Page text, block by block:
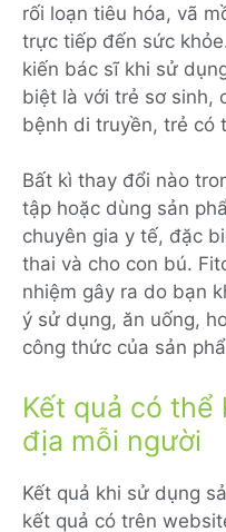
rối loạn tiêu hóa, vã
trực tiếp đến sức
kiến bác sĩ khi sử
biệt là với trẻ sơ sinh,
bệnh di truyền, trẻ có
Bất kì thay đổi nào
tập hoặc dùng sản
chuyên gia y tế, đặc
thai và cho con bú.
nhiệm gây ra do bạn
ý sử dụng, ăn uống,
công thức của sản
Kết quả có
địa mỗi người
Kết quả khi sử dụng
kết quả có trên